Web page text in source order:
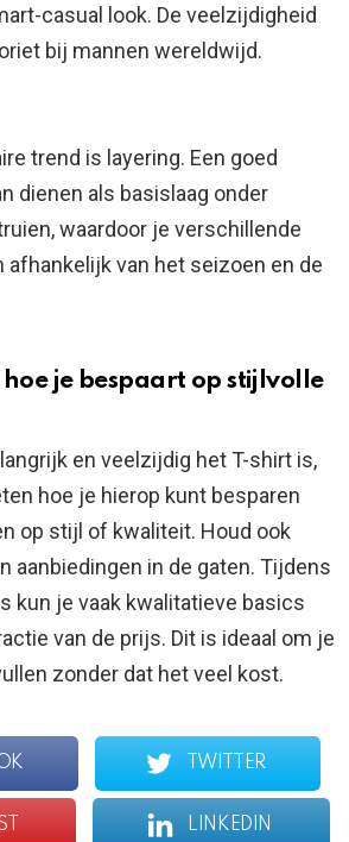
casual look. De veelzijdigheid
bij mannen wereldwijd.
trend is layering. Een goed
dienen als basislaag onder
waardoor je verschillende
afhankelijk van het seizoen en de
je bespaart op stijlvolle
en veelzijdig het T-shirt is,
hoe je hierop kunt besparen
op stijl of kwaliteit. Houd ook
aanbiedingen in de gaten. Tijdens
kun je vaak kwalitatieve basics
van de prijs. Dit is ideaal om je
zonder dat het veel kost.
TWITTER
LINKEDIN